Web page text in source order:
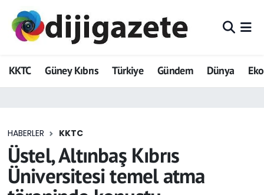
KKTC Güney Kıbrıs Türkiye Gündem Dünya
HABERLER KKTC
Üstel, Altınbaş Kıbrıs
Üniversitesi temel atma
ADVERTORIAL
Dijigazete
Eğitim
Ekonomi
Hava Durumu
Trafik Durumu
Tüm Manşetler
Son Dakika Haberleri